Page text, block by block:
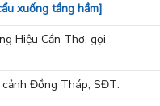
xuống tầng hầm]
Hiệu Cần Thơ, gọi
Đồng Tháp, SĐT: